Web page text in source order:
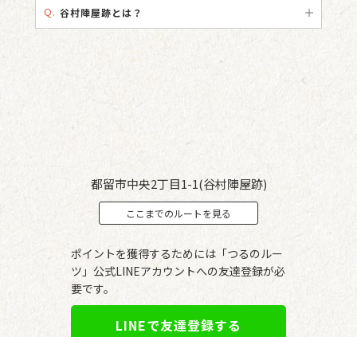
Q. 谷村陣屋跡とは？
都留市中央2丁目1-1(谷村陣屋跡)
ここまでのルートを見る
ポイントを獲得するためには「つるのルー
ツ」公式LINEアカウントへの友達登録が必
要です。
LINEで友達登録する